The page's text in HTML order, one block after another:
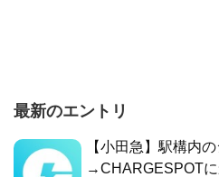
最新のエントリ
【小田急】駅構内
→CHARGESPOTに